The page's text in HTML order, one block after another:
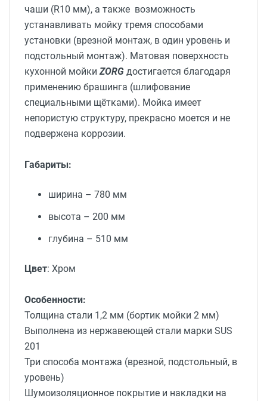
чаши (R10 мм), а также возможность
устанавливать мойку тремя способами
установки (врезной монтаж, в один уровень и
подстольный монтаж). Матовая поверхность
кухонной мойкиZORG достигается благодаря
применению брашинга (шлифование
специальными щётками). Мойка имеет
непористую структуру, прекрасно моется и не
подвержена коррозии.
Габариты:
ширина – 780 мм
высота – 200 мм
глубина – 510 мм
Цвет: Хром
Особенности:
Толщина стали 1,2 мм (бортик мойки 2 мм)
Выполнена из нержавеющей стали марки SUS
201
Три способа монтажа (врезной, подстольный, в
уровень)
Шумоизоляционное покрытие и накладки на